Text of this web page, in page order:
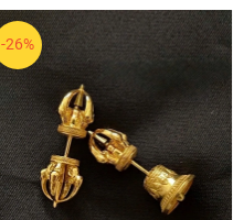
-26%